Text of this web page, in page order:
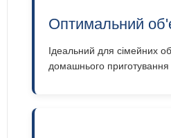
Оптимальний
Ідеальний для сімейних
домашнього приготування